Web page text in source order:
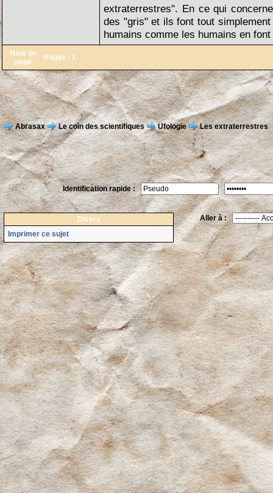
extraterrestres". En ce qui
des "gris" et ils font tout
humains comme les humains en
Haut de
page
Pages : 1
Abrasax Le coin des scientifiques Ufologie Les extraterrestres
Identification rapide :
Divers
Imprimer ce sujet
Aller à :